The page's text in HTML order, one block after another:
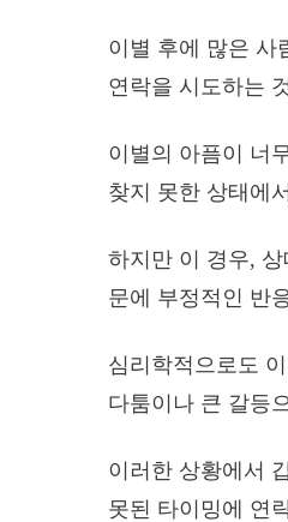
이별 후에 많은 사
연락을 시도하는
이별의 아픔이 너
찾지 못한 상태에
하지만 이 경우,
문에 부정적인 반
심리학적으로도
다툼이나 큰 갈등
이러한 상황에서
못된 타이밍에 연